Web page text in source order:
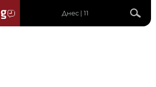
Днес | 11